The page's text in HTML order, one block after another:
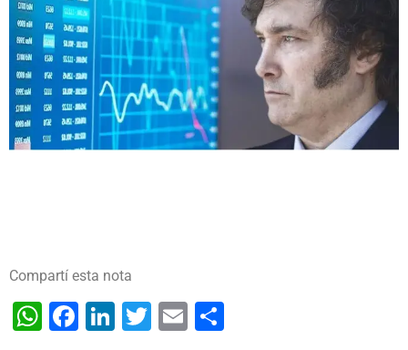
Compartí esta nota
WhatsApp
Facebook
LinkedIn
Twitter
Email